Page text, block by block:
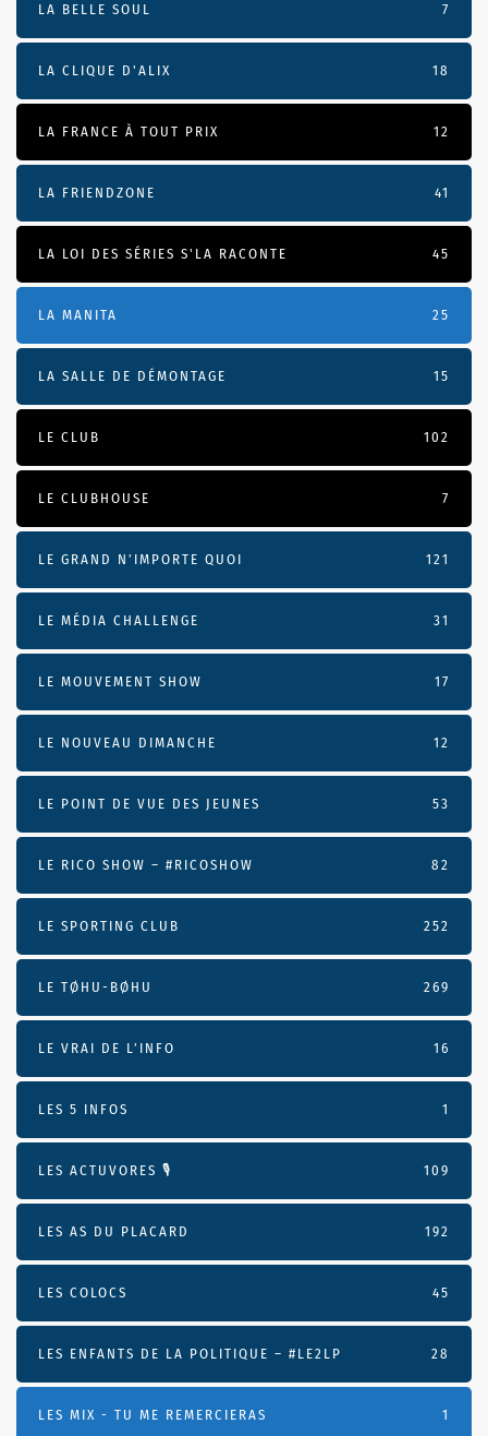
LA BELLE SOUL 7
LA CLIQUE D'ALIX 18
LA FRANCE À TOUT PRIX 12
LA FRIENDZONE 41
LA LOI DES SÉRIES S'LA RACONTE 45
LA MANITA 25
LA SALLE DE DÉMONTAGE 15
LE CLUB 102
LE CLUBHOUSE 7
LE GRAND N’IMPORTE QUOI 121
LE MÉDIA CHALLENGE 31
LE MOUVEMENT SHOW 17
LE NOUVEAU DIMANCHE 12
LE POINT DE VUE DES JEUNES 53
LE RICO SHOW – #RICOSHOW 82
LE SPORTING CLUB 252
LE TØHU-BØHU 269
LE VRAI DE L’INFO 16
LES 5 INFOS 1
LES ACTUVORES 🎙 109
LES AS DU PLACARD 192
LES COLOCS 45
LES ENFANTS DE LA POLITIQUE – #LE2LP 28
LES MIX - TU ME REMERCIERAS 1